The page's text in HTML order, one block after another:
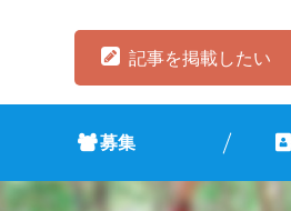
記事を掲載したい
募集